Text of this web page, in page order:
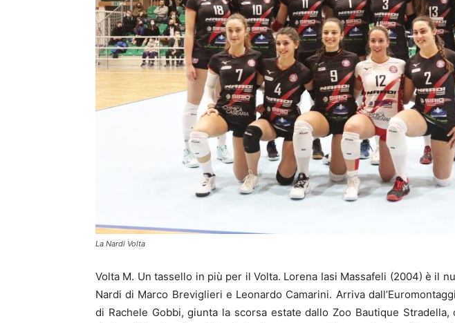
La Nardi Volta
Volta M. Un tassello in più per il Volta. Lorena Iasi Massafeli (2004) è il
Nardi di Marco Breviglieri e Leonardo Camarini. Arriva
di Rachele Gobbi, giunta la scorsa estate dallo Zoo Bautique Stradella,